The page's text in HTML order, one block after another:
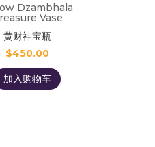
Dzambhala
Vase
黄财神宝瓶
$450.00
加入购物车